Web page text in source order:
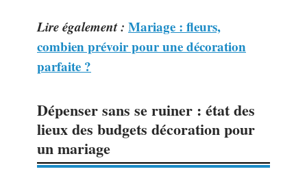
Lire également : Mariage : fleurs,
combien prévoir pour une décoration
parfaite ?
Dépenser sans se ruiner : état des
lieux des budgets décoration pour
un mariage